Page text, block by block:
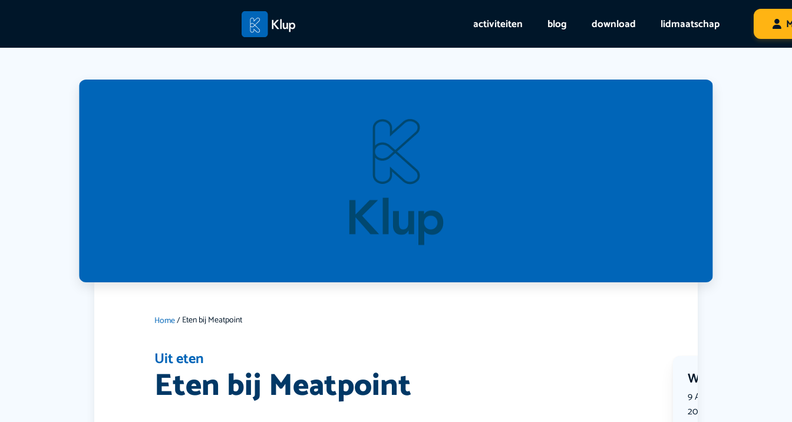
activiteiten blog download lidmaatschap
Home/Eten bij Meatpoint
Uit eten
Eten bij Meatpoint Wanneer?
9 August 2026 | 17:00 tot
2026 | 21:00